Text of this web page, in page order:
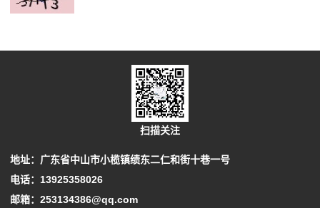
扫描关注
地址：广东省中山市小榄镇绩东二仁和街十巷一号
电话：13925358026
邮箱：253134386@qq.com